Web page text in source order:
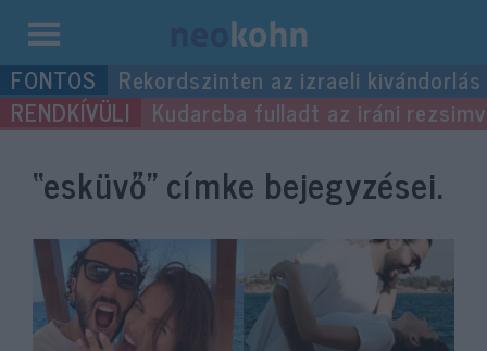
Kilépés
a
tartalomba
Rekordszinten az izraeli kivándorlás
Kudarcba fulladt az iráni
“esküvő”címke bejegyzései.